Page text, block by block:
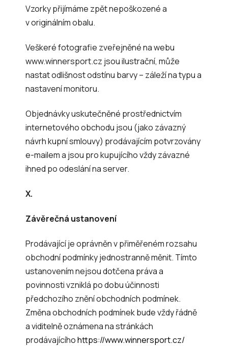
Vzorky přijímáme zpět nepoškozené a
v originálním obalu.
Veškeré fotografie zveřejněné na webu
www.winnersport.cz jsou ilustrační, může
nastat odlišnost odstínu barvy – záleží na typu a
nastavení monitoru.
Objednávky uskutečněné prostřednictvím
internetového obchodu jsou (jako závazný
návrh kupní smlouvy) prodávajícím potvrzovány
e-mailem a jsou pro kupujícího vždy závazné
ihned po odeslání na server.
X.
Závěrečná ustanovení
Prodávající je oprávněn v přiměřeném rozsahu
obchodní podmínky jednostranně měnit. Tímto
ustanovením nejsou dotčena práva a
povinnosti vzniklá po dobu účinnosti
předchozího znění obchodních podmínek.
Změna obchodních podmínek bude vždy řádně
a viditelně oznámena na stránkách
prodávajícíhohttps://www.winnersport.cz/